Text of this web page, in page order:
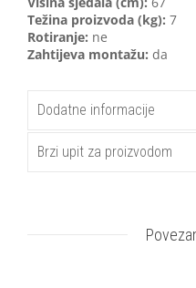
Težina proizvoda (kg): 7
Rotiranje: ne
Zahtijeva montažu: da
Dodatne informacije
Brzi upit za proizvodom